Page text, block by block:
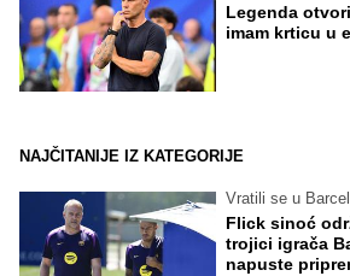
Legenda
imam krticu u
NAJČITANIJE IZ KATEGORIJE
Vratili se u
Flick sinoć
trojici igrača
napuste